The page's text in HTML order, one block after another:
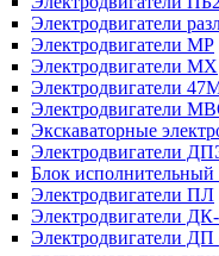
Электродвигатели
Электродвигатели МР
Электродвигатели MX
Электродвигатели
Электродвигатели
Экскаваторные
Электродвигатели
Блок
Электродвигатели ПЛ
Электродвигатели
Электродвигатели ДП